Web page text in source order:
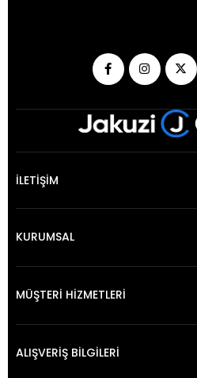
İLETİŞİM
KURUMSAL
MÜŞTERİ HİZMETLERİ
ALIŞVERİŞ BİLGİLERİ